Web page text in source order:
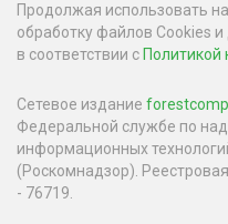
Продолжая использовать
обработку файлов Cookies
в соответствии с Политикой
Сетевое издание
Федеральной службе по
информационных
(Роскомнадзор).
- 76719.